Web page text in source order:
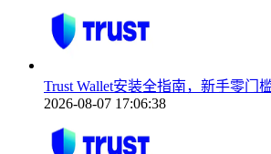
Trust Wallet安装全指南，新手零门
2026-08-07 17:06:38